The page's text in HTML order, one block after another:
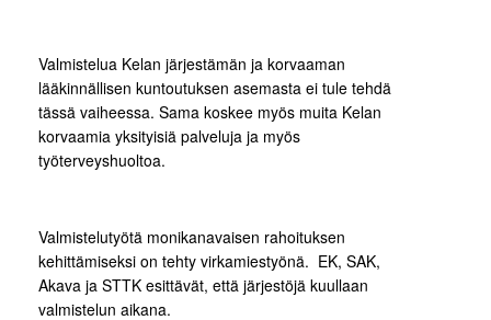
Valmistelua Kelan järjestämän ja korvaaman
lääkinnällisen kuntoutuksen asemasta ei tule tehdä
tässä vaiheessa. Sama koskee myös muita Kelan
korvaamia yksityisiä palveluja ja myös
työterveyshuoltoa.
Valmistelutyötä monikanavaisen rahoituksen
kehittämiseksi on tehty virkamiestyönä. EK, SAK,
Akava ja STTK esittävät, että järjestöjä kuullaan
valmistelun aikana.